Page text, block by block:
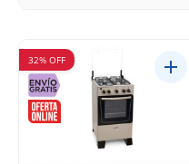
32% OFF